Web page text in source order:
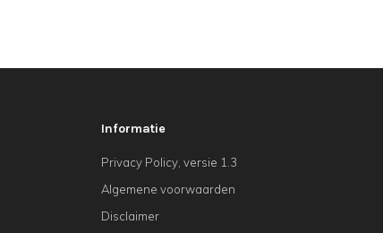
Informatie
Privacy Policy, versie 1.3
Algemene voorwaarden
Disclaimer